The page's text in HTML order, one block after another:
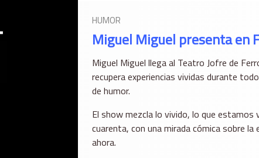
HUMOR
Miguel Miguel presenta en
Miguel Miguel llega al Teatro Jofre de
recupera experiencias vividas durante
de humor.
El show mezcla lo vivido, lo que estamos
cuarenta, con una mirada cómica sobre
ahora.